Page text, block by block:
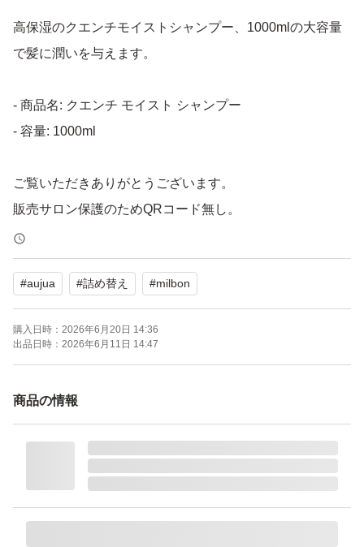
高保湿のクエンチモイストシャンプー、1000mlの大容量
で髪に潤いを与えます。
- 商品名: クエンチ モイスト シャンプー
- 容量: 1000ml
ご覧いただきありがとうございます。
販売サロン保護のためQRコード無し。
※当社信用している取引先からしいれしている為、偽物で
はありません。
万が一偽物だった場合ご返金対応させていただきます。
水、ラウレス硫酸Na、DPG、イソステアラミドプロピル
ベタイン、オレフィン(C14-16)スルホン酸Na、ラウレス-
EA、ジステアリン酸グリコール、塩化Na、イソノナン酸
ン酸イソステアリル、スクワラン、ユキノシタエキス、チ
ューベロース多糖体、ココイルアルギニンエチルPCA、
#aujua #詰め替え #milbon
購入日時： 2026年6月20日 14:36
出品日時： 2026年6月11日 14:47
商品の情報